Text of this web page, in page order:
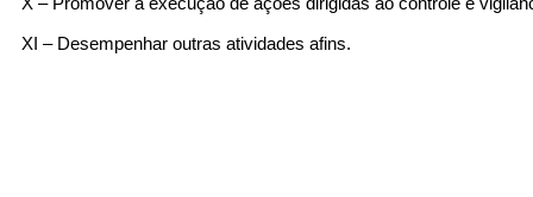
Ou seja atendido presencialmente
XI – Desempenhar outras atividades afins.